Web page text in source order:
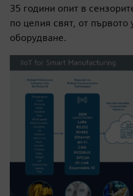
35 години опит в
по целия свят, от първото
оборудване.